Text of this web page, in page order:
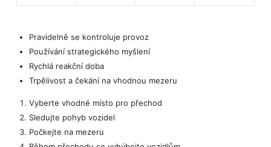
Pravidelně se kontroluje provoz
Používání strategického myšlení
Rychlá reakční doba
Trpělivost a čekání na vhodnou mezeru
Vyberte vhodné místo pro přechod
Sledujte pohyb vozidel
Počkejte na mezeru